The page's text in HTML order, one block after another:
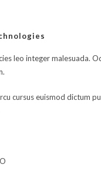
leo integer malesuada.
cursus euismod dictum